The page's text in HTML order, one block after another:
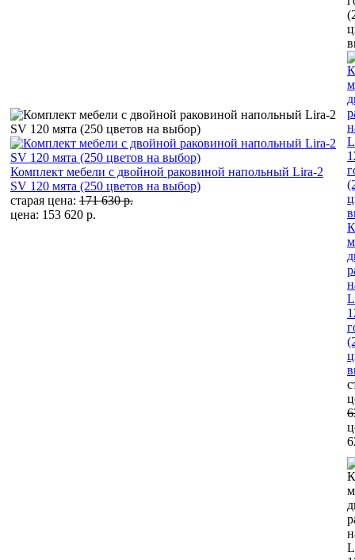
Комплект мебели с двойной раковиной напольный Lira-2
SV 120 мята (250 цветов на выбор)
старая цена: 171 630 р.
цена: 153 620 р.